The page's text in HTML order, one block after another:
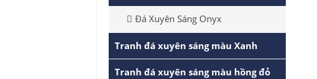
Đá Xuyên Sáng Onyx
Tranh đá xuyên sáng màu Xanh
Tranh đá xuyên sáng màu hồng đỏ